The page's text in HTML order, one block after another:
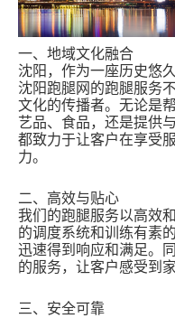
一、地域文化融合
沈阳，作为一座历史悠
沈阳跑腿网的跑腿服务
文化的传播者。无论是
艺品、食品，还是提供
都致力于让客户在享受
力。
二、高效与贴心
我们的跑腿服务以高效
的调度系统和训练有素
迅速得到响应和满足。
的服务，让客户感受到
三、安全可靠